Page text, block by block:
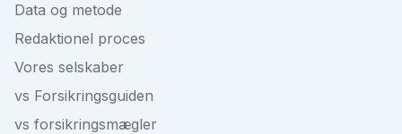
Data og metode
Redaktionel proces
Vores selskaber
vs Forsikringsguiden
vs forsikringsmægler